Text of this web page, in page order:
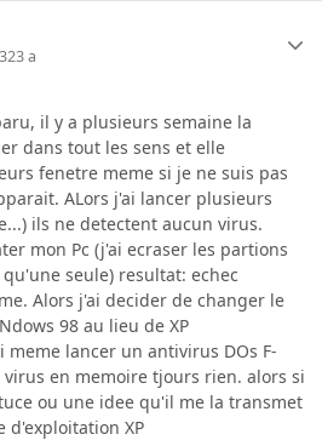
23 a
il y a plusieurs semaine la
dans tout les sens et elle
fenetre meme si je ne suis pas
ALors j'ai lancer plusieurs
ils ne detectent aucun virus.
mon Pc (j'ai ecraser les partions
seule) resultat: echec
Alors j'ai decider de changer le
98 au lieu de XP
lancer un antivirus DOs F-
en memoire tjours rien. alors si
ou une idee qu'il me la transmet
d'exploitation XP